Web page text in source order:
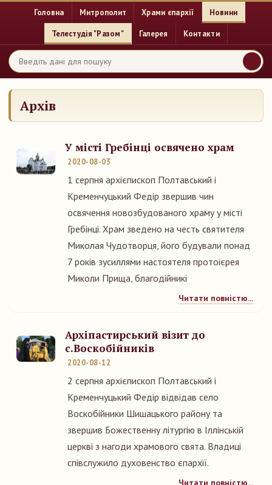
Головна Митрополит Храми єпархії Новини
Телестудія "Разом" Галерея Контакти
Архів
У місті Гребінці освячено храм
2020-08-03
1 серпня архієпископ Полтавський і
Кременчуцький Федір звершив чин
освячення новозбудованого храму у місті
Гребінці. Храм зведено на честь святителя
Миколая Чудотворця, його будували понад
7 років зусиллями настоятеля протоієрея
Миколи Прища, благодійникі
Читати повністю...
Архіпастирський візит до
с.Воскобійників
2020-08-12
2 серпня архієпископ Полтавський і
Кременчуцький Федір відвідав село
Воскобійники Шишацького району та
звершив Божественну літургію в Іллінській
церкві з нагоди храмового свята. Владиці
співслужило духовенство єпархії.
Читати повністю...